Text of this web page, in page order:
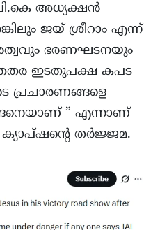
അധ്യക്ഷൻ
ജയ് ശ്രീറാം എന്ന്
ഭരണഘടനയും
ഇടതുപക്ഷ കപട
പ്രചാരണങ്ങളെ
” എന്നാണ്
ക്യാപ്ഷൻ്റെ തർജ്ജമ.